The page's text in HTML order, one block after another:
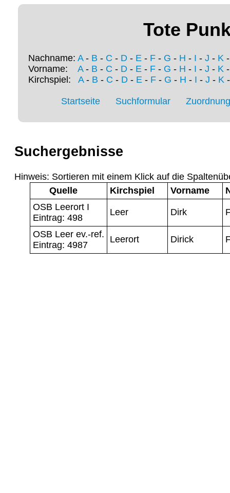
Tote
Nachname: A- B - C - D - E - F - G - H - I - J - K
Vorname: A- B - C - D - E - F - G - H - I - J - K
Kirchspiel: A- B - C - D- E- F- G - H - I - J - K
Startseite Suchformular
Suchergebnisse
Hinweis: Sortieren mit einem Klick auf die
Quelle
Kirchspiel Vorname
OSB Leerort I
Eintrag: 498
Leer Dirk
OSB Leer ev.-ref.
Eintrag: 4987
Leerort Dirick